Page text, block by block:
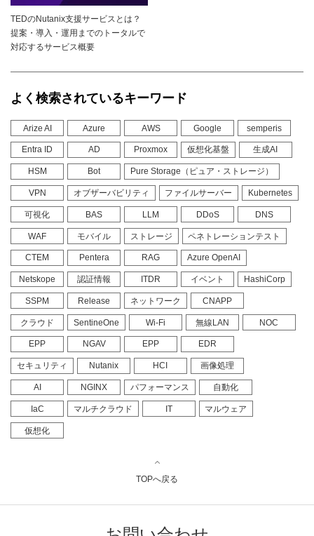
TEDのNutanix支援サービスとは？
提案・導入・運用までのトータルで
対応するサービス概要
よく検索されているキーワード
Arize AI Azure AWS Google semperis
Entra ID AD Proxmox 仮想化基盤 生成AI
HSM Bot Pure Storage（ピュア・ストレージ）
VPN オブザーバビリティ ファイルサーバー Kubernetes
可視化 BAS LLM DDoS DNS
WAF モバイル ストレージ ペネトレーションテスト
CTEM Pentera RAG Azure OpenAI
Netskope 認証情報 ITDR イベント HashiCorp
SSPM Release ネットワーク CNAPP
クラウド SentineOne Wi-Fi 無線LAN NOC
EPP NGAV EPP EDR
セキュリティ Nutanix HCI 画像処理
AI NGINX パフォーマンス 自動化
IaC マルチクラウド IT マルウェア
仮想化
TOPへ戻る